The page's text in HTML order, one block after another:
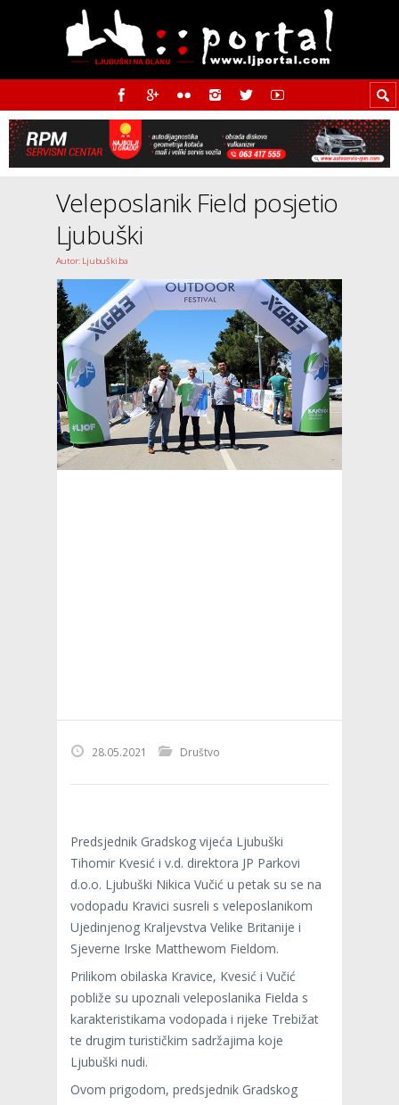
Veleposlanik Field posjetio
Ljubuški
Autor: Ljubuški.ba
28.05.2021 Društvo
Predsjednik Gradskog vijeća Ljubuški
Tihomir Kvesić i v.d. direktora JP Parkovi
d.o.o. Ljubuški Nikica Vučić u petak su se na
vodopadu Kravici susreli s veleposlanikom
Ujedinjenog Kraljevstva Velike Britanije i
Sjeverne Irske Matthewom Fieldom.
Prilikom obilaska Kravice, Kvesić i Vučić
pobliže su upoznali veleposlanika Fielda s
karakteristikama vodopada i rijeke Trebižat
te drugim turističkim sadržajima koje
Ljubuški nudi.
Ovom prigodom, predsjednik Gradskog